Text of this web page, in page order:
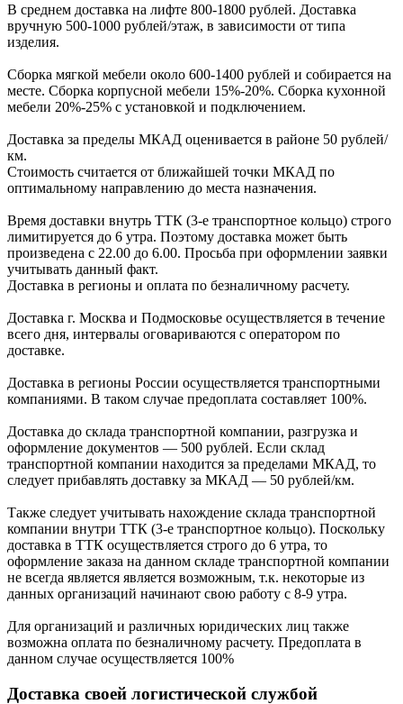
В cреднем доcтавка на лифте 800-1800 рублей. Доcтавка
вручную 500-1000 рублей/этаж, в завиcимоcти от типа
изделия.
Сборка мягкой мебели около 600-1400 рублей и собирается на
месте. Сборка корпусной мебели 15%-20%. Сборка кухонной
мебели 20%-25% с установкой и подключением.
Доставка за пределы МКАД оценивается в районе 50 рублей/
км.
Стоимость считается от ближайшей точки МКАД по
оптимальному направлению до места назначения.
Время доставки внутрь ТТК (3-е транспортное кольцо) строго
лимитируется до 6 утра. Поэтому доставка может быть
произведена с 22.00 до 6.00. Просьба при оформлении заявки
учитывать данный факт.
Доставка в регионы и оплата по безналичному расчету.
Доставка г. Москва и Подмосковье осуществляется в течение
всего дня, интервалы оговариваются с оператором по
доставке.
Доcтавка в регионы России осуществляется транспортными
компаниями. В таком случае предоплата составляет 100%.
Доставка до склада транспортной компании, разгрузка и
оформление документов — 500 рублей. Если склад
транспортной компании находится за пределами МКАД, то
следует прибавлять доставку за МКАД — 50 рублей/км.
Также следует учитывать нахождение склада транспортной
компании внутри ТТК (3-е транспортное кольцо). Поскольку
доставка в ТТК осуществляется строго до 6 утра, то
оформление заказа на данном складе транспортной компании
не всегда является является возможным, т.к. некоторые из
данных организаций начинают свою работу с 8-9 утра.
Для организаций и различных юридических лиц также
возможна оплата по безналичному расчету. Предоплата в
данном случае осуществляется 100%
Доставка своей логистической службой